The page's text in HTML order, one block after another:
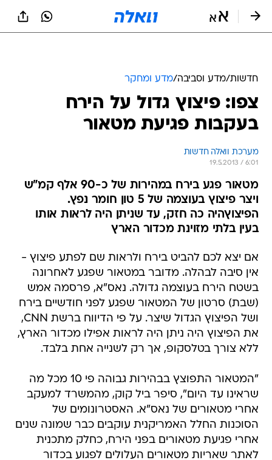
חדשות/מדע וסביבה/מדע ומחקר
צפו: פיצוץ גדול על הירח
בעקבות פגיעת מטאור
מערכת וואלה חדשות
19.5.2013 / 6:01
מטאור פגע בירח במהירות של כ-90 אלף קמ"ש
ויצר פיצוץ בעוצמה של 5 טון חומר נפץ.
הפיצוץהיה כה חזק, עד שניתן היה לראות אותו
בעין בלתי מזוינת מכדור הארץ
אם יצא לכם להביט בירח ולראות שם לפתע פיצוץ -
אין סיבה לבהלה. מדובר במטאור שפגע לאחרונה
בשטח הירח בעוצמה גדולה. נאס"א, פרסמה אמש
(שבת) סרטון של המטאור שפגע לפני חודשיים בירח
ושל הפיצוץ הגדול שיצר. על פי הדיווח ברשת CNN,
את הפיצוץ היה ניתן היה לראות אפילו מכדור הארץ,
ללא צורך בטלסקופ, אך רק לשנייה אחת בלבד.
"המטאור התפוצץ בבהירות גבוהה פי 10 מכל מה
שראינו עד היום", סיפר ביל קוק, מהמשרד למעקב
אחרי מטאורים של נאס"א. האסטרונומים של
הסוכנות החלל האמריקנית עוקבים כבר שמונה שנים
אחרי פגיעת מטאורים בפני הירח, כחלק מתכנית
לאתר שאריות מטאורים העלולים לפגוע בכדור